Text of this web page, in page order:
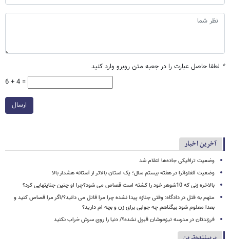
* لطفا حاصل عبارت را در جعبه متن روبرو وارد کنید
6 + 4 =
ارسال
آخرین اخبار
وضعیت ترافیکی جاده‌ها اعلام شد
وضعیت آنفلوآنزا در هفته بیستم سال؛ یک استان بالاتر از آستانه هشدار بالا
بالاخره زنی که 10شوهر خود را کشته است قصاص می شود؟چرا او چنین جنایتهایی کرد؟
متهم به قتل در دادگاه: وقتی جنازه پیدا نشده چرا مرا قاتل می دانید؟/اگر مرا قصاص کنید و
بعدا معلوم شود بیگناهم چه جوابی برای زن و بچه ام دارید؟
فرزندتان در مدرسه تیزهوشان قبول نشده؟/ دنیا را روی سرش خراب نکنید